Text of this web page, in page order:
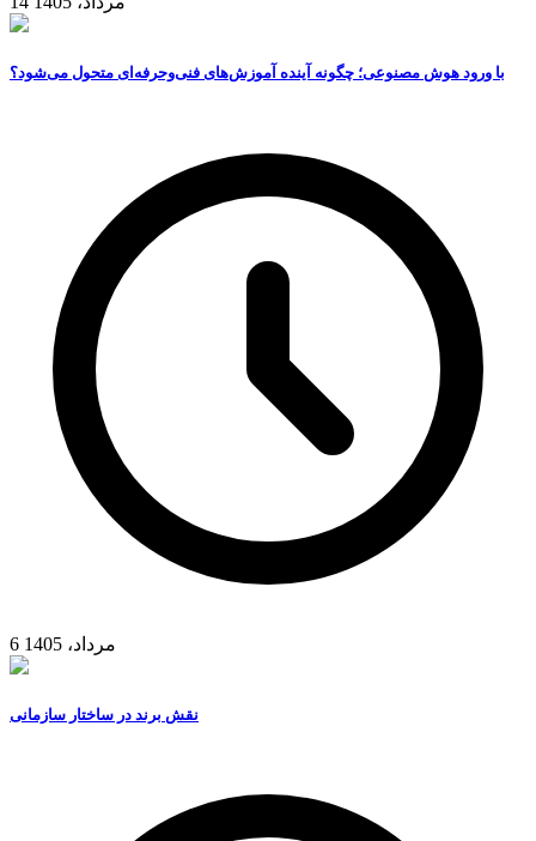
با ورود هوش مصنوعی؛ چگونه آینده آموزش‌های فنی‌وحرفه‌ای متحول می‌شود؟
6 مرداد، 1405
نقش برند در ساختار سازمانی